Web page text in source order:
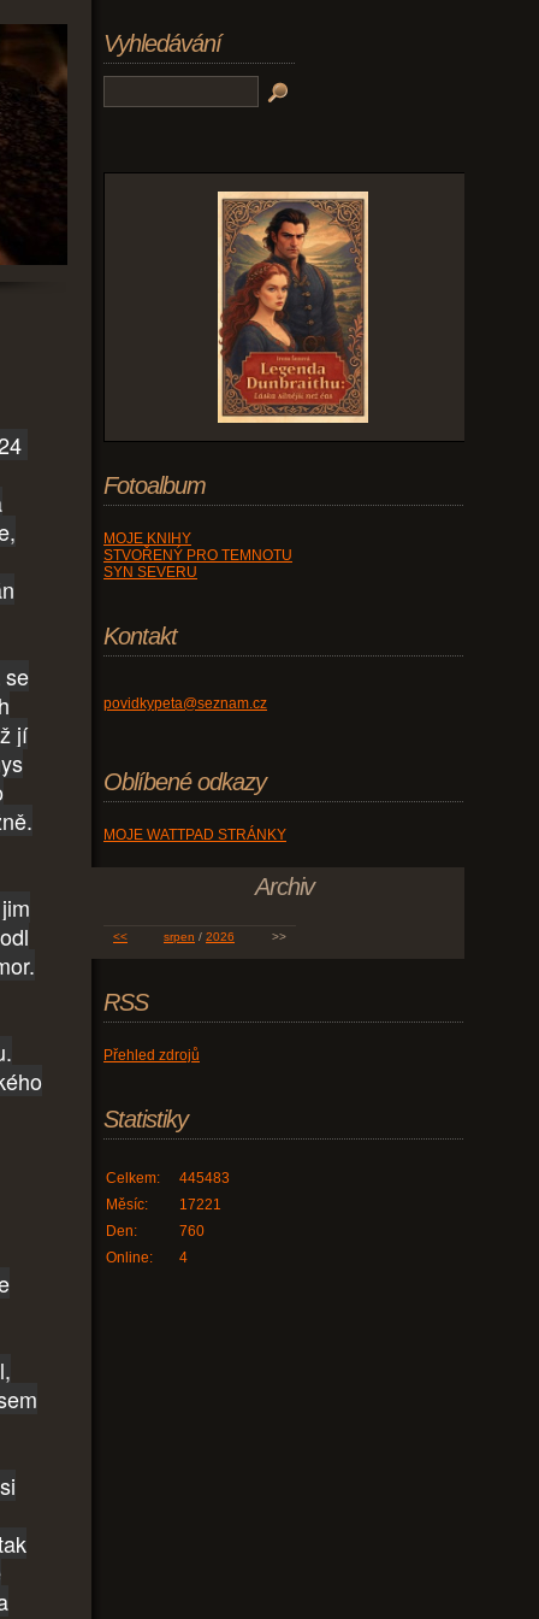
se
jí
Vyhledávání
Fotoalbum
MOJE KNIHY
STVOŘENÝ PRO TEMNOTU
SYN SEVERU
Kontakt
povidkypeta@seznam.cz
Oblíbené odkazy
MOJE WATTPAD STRÁNKY
Archiv
<< srpen / 2026 >>
RSS
Přehled zdrojů
Statistiky
Online: 4
Celkem:
445483
Měsíc:
17221
Den:
760